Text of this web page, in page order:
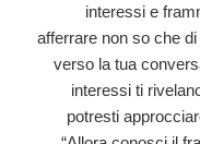
interessi e
afferrare non so che
verso la tua
interessi ti
potresti